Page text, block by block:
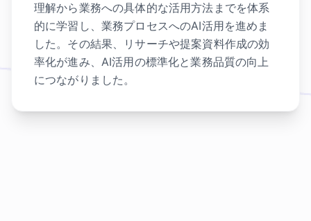
理解から業務への具体的な活用方法までを体系
的に学習し、業務プロセスへのAI活用を進めま
した。その結果、リサーチや提案資料作成の効
率化が進み、AI活用の標準化と業務品質の向上
につながりました。